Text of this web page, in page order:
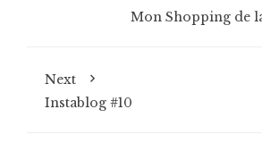
Mon Shopping de
Next
Instablog #10